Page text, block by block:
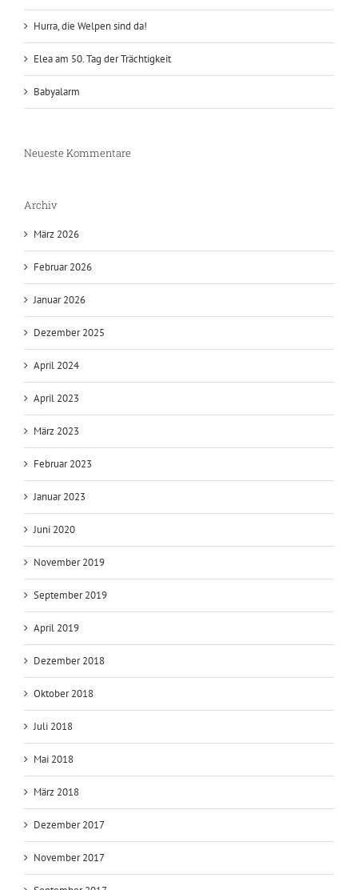
Hurra, die Welpen sind da!
Elea am 50. Tag der Trächtigkeit
Babyalarm
Neueste Kommentare
Archiv
März 2026
Februar 2026
Januar 2026
Dezember 2025
April 2024
April 2023
März 2023
Februar 2023
Januar 2023
Juni 2020
November 2019
September 2019
April 2019
Dezember 2018
Oktober 2018
Juli 2018
Mai 2018
März 2018
Dezember 2017
November 2017